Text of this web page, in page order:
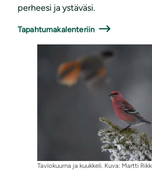
perheesi ja ystäväsi.
Tapahtumakalenteriin
Taviokuurna ja kuukkeli. Kuva: Martti